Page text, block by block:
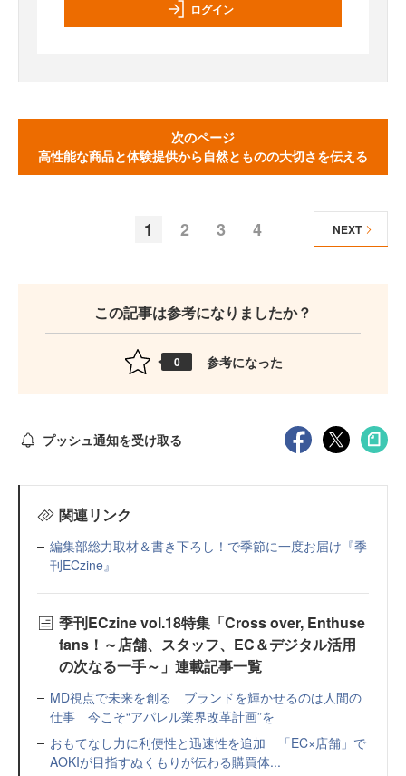
ログイン
次のページ
高性能な商品と体験提供から自然とものの大切さを伝える
1 2 3 4 NEXT
この記事は参考になりましたか？
0 参考になった
プッシュ通知を受け取る
関連リンク
編集部総力取材＆書き下ろし！で季節に一度お届け『季
刊ECzine』
季刊ECzine vol.18特集「Cross over, Enthuse
fans！～店舗、スタッフ、EC＆デジタル活用
の次なる一手～」連載記事一覧
MD視点で未来を創る ブランドを輝かせるのは人間の
仕事 今こそ“アパレル業界改革計画”を
おもてなし力に利便性と迅速性を追加 「EC×店舗」で
AOKIが目指すぬくもりが伝わる購買体...